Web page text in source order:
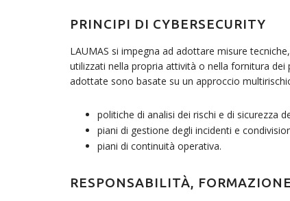
PRINCIPI DI CYBERSECURITY
LAUMAS si impegna ad adottare misure
utilizzati nella propria attività o nella fornitura
adottate sono basate su un approccio
politiche di analisi dei rischi e di sicurezza
piani di gestione degli incidenti e
piani di continuità operativa.
RESPONSABILITÀ,